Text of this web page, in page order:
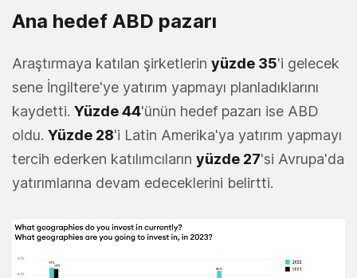
Ana hedef ABD pazarı
Araştırmaya katılan şirketlerin yüzde 35'i gelecek
sene İngiltere'ye yatırım yapmayı planladıklarını
kaydetti. Yüzde 44'ünün hedef pazarı ise ABD
oldu. Yüzde 28'i Latin Amerika'ya yatırım yapmayı
tercih ederken katılımcıların yüzde 27'si Avrupa'da
yatırımlarına devam edeceklerini belirtti.